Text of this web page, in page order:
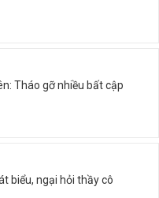
Tháo gỡ nhiều bất cập
biểu, ngại hỏi thầy cô